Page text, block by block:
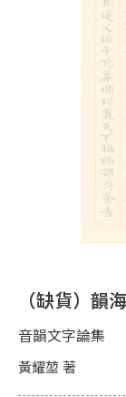
（缺貨）韻
音韻文字論集
黃耀堃 著